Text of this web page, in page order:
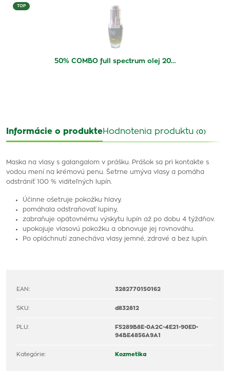
TOP
50% COMBO full spectrum olej 20…
Informácie o produkteHodnotenia produktu (0)
Maska na vlasy s galangalom v prášku. Prášok sa pri kontakte s
vodou mení na krémovú penu. Šetrne umýva vlasy a pomáha
odstrániť 100 % viditeľných lupín.
Účinne ošetruje pokožku hlavy.
pomáhala odstraňovať lupiny,
zabraňuje opätovnému výskytu lupín až po dobu 4 týždňov.
upokojuje vlasovú pokožku a obnovuje jej rovnováhu.
Po opláchnutí zanecháva vlasy jemné, zdravé a bez lupín.
EAN: 3282770150162
SKU: d832812
PLU:
F5289B8E-0A2C-4E21-90ED-
94BE4856A9A1
Kategórie: Kozmetika